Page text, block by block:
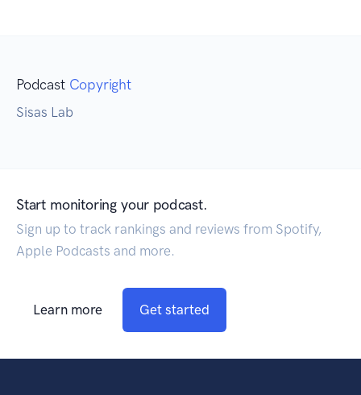
Podcast Copyright
Sisas Lab
Start monitoring your podcast.
Sign up to track rankings and reviews from Spotify,
Apple Podcasts and more.
Learn more Get started